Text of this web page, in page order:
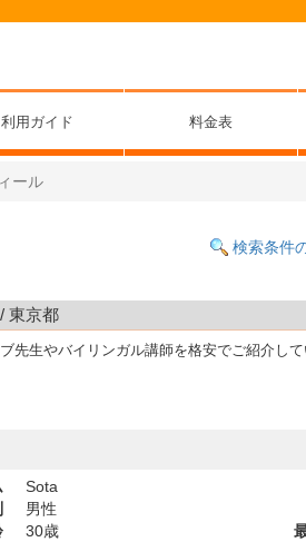
利用ガイド 料金表
ール
検索条件
東京都
生やバイリンガル講師を格安でご紹介して
Sota
男性
30歳